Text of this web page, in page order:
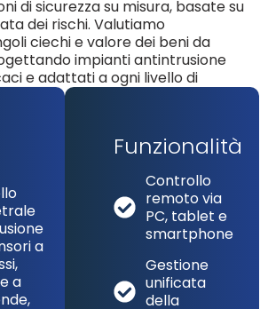
di sicurezza su misura, basate su
dei rischi. Valutiamo
ciechi e valore dei beni da
impianti antintrusione
e adattati a ogni livello di
comprendono:
a
a
Funzionalità
Controllo
remoto via
PC, tablet e
smartphone
Gestione
unificata
della